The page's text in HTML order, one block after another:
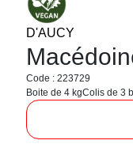
D'AUCY
Code : 223729
Boite de 4 kgColis de 3